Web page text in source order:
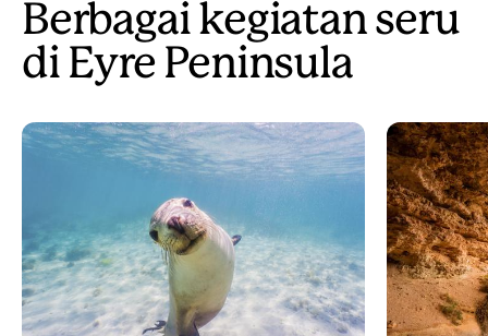
Berbagai kegiatan seru
di Eyre Peninsula